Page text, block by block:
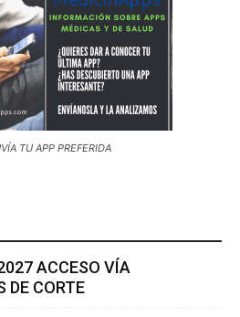
TU APP PREFERIDA
ACCESO VÍA
DE CORTE